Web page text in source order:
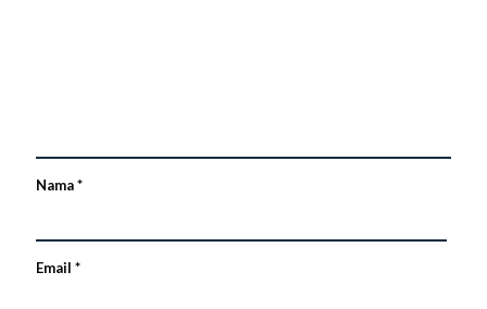
Nama*
Email *